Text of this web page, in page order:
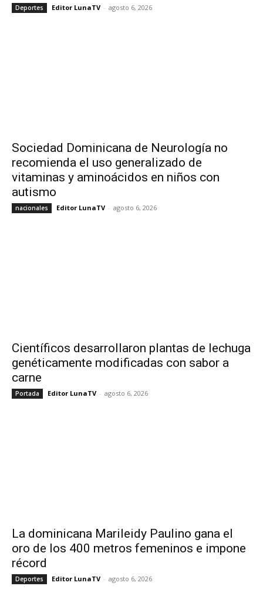
Deportes Editor LunaTV - agosto 6, 2026
Sociedad Dominicana de Neurología no
recomienda el uso generalizado de
vitaminas y aminoácidos en niños con
autismo
nacionales Editor LunaTV - agosto 6, 2026
Científicos desarrollaron plantas de lechuga
genéticamente modificadas con sabor a
carne
Portada Editor LunaTV - agosto 6, 2026
La dominicana Marileidy Paulino gana el
oro de los 400 metros femeninos e impone
récord
Deportes Editor LunaTV - agosto 6, 2026